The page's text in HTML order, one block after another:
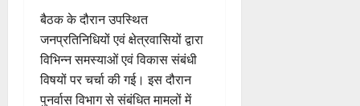
बैठक के दौरान उपस्थित
जनप्रतिनिधियों एवं क्षेत्रवासियों द्वारा
विभिन्न समस्याओं एवं विकास संबंधी
विषयों पर चर्चा की गई। इस दौरान
पुनर्वास विभाग से संबंधित मामलों में